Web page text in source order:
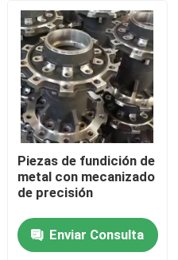
Piezas de fundición de
metal con mecanizado
de precisión
Enviar Consulta